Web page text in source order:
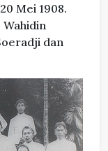
Mei 1908.
dan